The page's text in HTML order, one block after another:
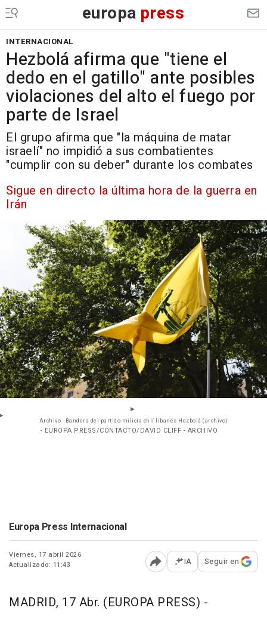
europa press
INTERNACIONAL
Hezbolá afirma que "tiene el
dedo en el gatillo" ante posibles
violaciones del alto el fuego por
parte de Israel
El grupo afirma que "la máquina de matar
israelí" no impidió a sus combatientes
"cumplir con su deber" durante los combates
Sigue en directo la última hora de la guerra en
Irán
Archivo - Bandera del partido-milicia chií libanés Hezbolá (archivo)
- EUROPA PRESS/CONTACTO/DAVID CLIFF - ARCHIVO
Europa Press Internacional
Viernes, 17 abril 2026
Actualizado: 11:43
Abrir opciones para
IA Seguir en
MADRID, 17 Abr. (EUROPA PRESS) -